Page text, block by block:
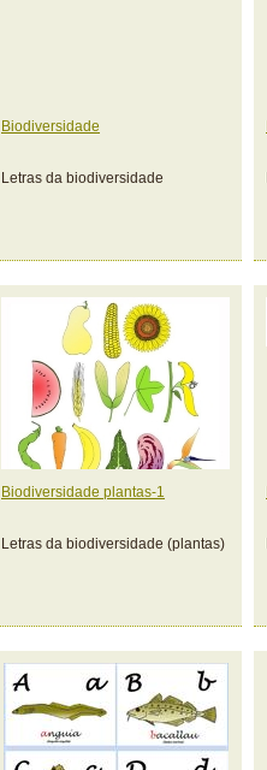
Biodiversidade
Letras da biodiversidade
Biodiversidade plantas-1
Letras da biodiversidade (plantas)